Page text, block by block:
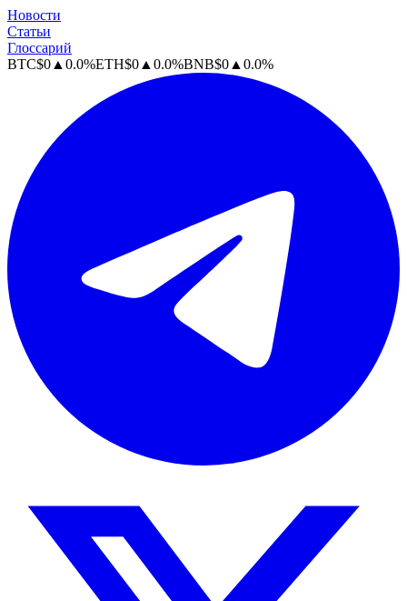
Новости
Статьи
Глоссарий
BTC$0 ▲ 0.0%ETH$0 ▲ 0.0%BNB$0 ▲ 0.0%